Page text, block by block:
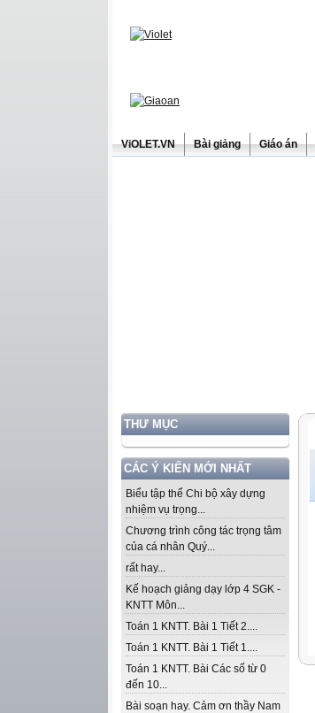
ViOLET.VN Bài giảng Giáo án
THƯ MỤC
CÁC Ý KIẾN MỚI NHẤT
Biểu tập thể Chi bộ xây dựng
nhiệm vụ trọng...
Chương trình công tác trọng tâm
của cá nhân Quý...
rất hay...
Kế hoạch giảng dạy lớp 4 SGK -
KNTT Môn...
Toán 1 KNTT. Bài 1 Tiết 2....
Toán 1 KNTT. Bài 1 Tiết 1....
Toán 1 KNTT. Bài Các số từ 0
đến 10...
Bài soạn hay. Cảm ơn thầy Nam